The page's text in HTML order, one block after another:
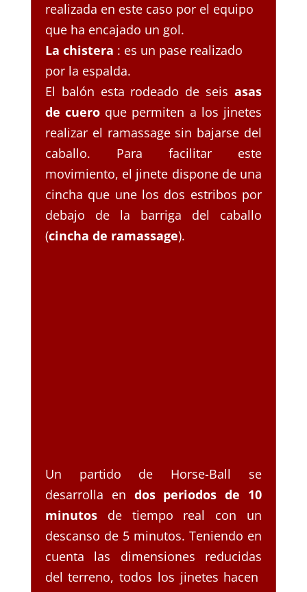
realizada en este caso por el equipo
que ha encajado un gol.
La chistera : es un pase realizado
por la espalda.
El balón esta rodeado de seisasas
de cuero que permiten a los jinetes
realizar el ramassage sin bajarse del
caballo. Para facilitar este
movimiento, el jinete dispone de una
cincha que une los dos estribos por
debajo de la barriga del caballo
(cincha de ramassage).
Un partido de Horse-Ball se
desarrolla en dos periodos de 10
minutosde tiempo real con un
descanso de 5 minutos. Teniendo en
cuenta las dimensiones reducidas
del terreno, todos los jinetes hacen